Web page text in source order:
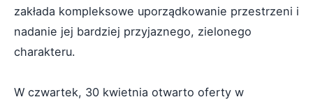
zakłada kompleksowe uporządkowanie przestrzeni i
nadanie jej bardziej przyjaznego, zielonego
charakteru.
W czwartek, 30 kwietnia otwarto oferty w